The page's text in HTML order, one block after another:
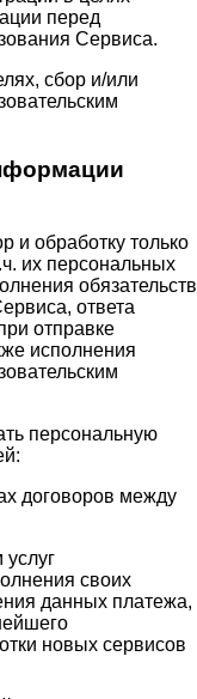
перед
Сервиса.
сбор и/или
и обработку только
их персональных
обязательств
ответа
отправке
исполнения
персональную
договоров между
своих
данных платежа,
новых сервисов